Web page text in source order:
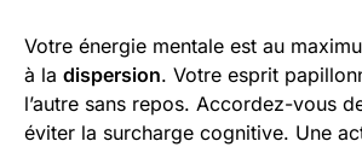
Votre énergie mentale est au
à la dispersion. Votre esprit
l’autre sans repos. Accordez-vous
éviter la surcharge cognitive. Une